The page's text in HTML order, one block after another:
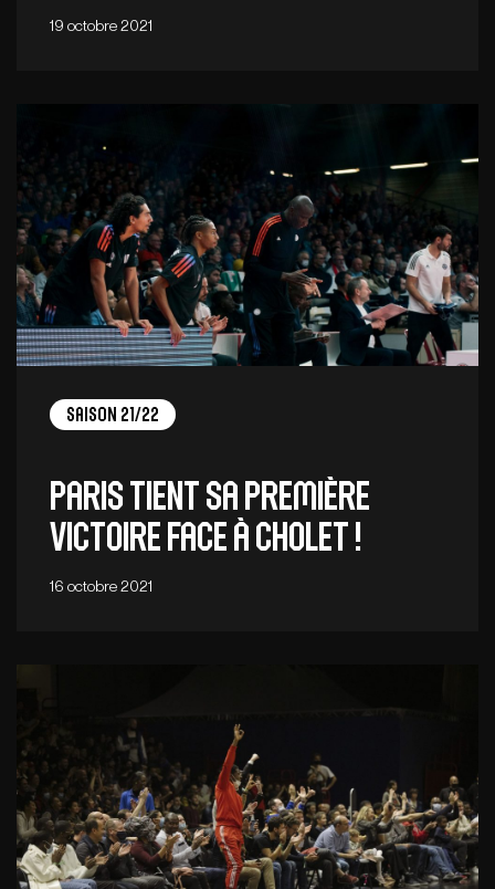
19 octobre 2021
Saison 21/22
Paris tient sa première
victoire face à Cholet !
16 octobre 2021